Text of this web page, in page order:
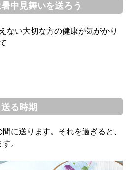
中見舞いを送ろう
ない大切な方の健康が気がかり
送る時期
に送ります。それを過ぎると、
。